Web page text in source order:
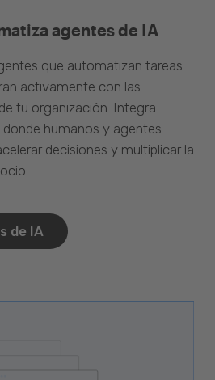
agentes de IA
que automatizan tareas
activamente con las
tu organización. Integra
humanos y agentes
decisiones y multiplicar la
de IA